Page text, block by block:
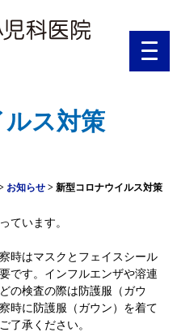
toggle
ス対策
お知らせ >新型コロナウイルス対策
ています。
時はマスクとフェイスシール
です。インフルエンザや溶連
の検査の際は防護服（ガウ
時に防護服（ガウン）を着て
了承ください。